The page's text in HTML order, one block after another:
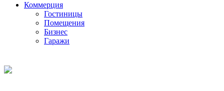
Коммерция
Гостиницы
Помещения
Бизнес
Гаражи